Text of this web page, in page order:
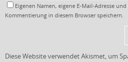
Eigenen Namen, eigene E-Mail-Adresse
Kommentierung in diesem Browser speichern.
Diese Website verwendet Akismet, um